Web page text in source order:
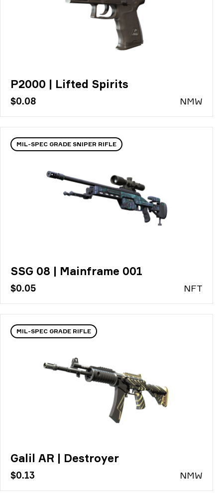
P2000 | Lifted Spirits
$0.08 NMW
MIL-SPEC GRADE SNIPER RIFLE
SSG 08 | Mainframe 001
$0.05 NFT
MIL-SPEC GRADE RIFLE
Galil AR | Destroyer
$0.13 NMW